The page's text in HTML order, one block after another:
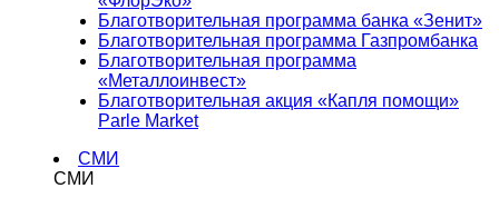
Благотворительная программа банка «Зенит»
Благотворительная программа Газпромбанка
Благотворительная программа
«Металлоинвест»
Благотворительная акция «Капля помощи»
Parle Market
СМИ
СМИ